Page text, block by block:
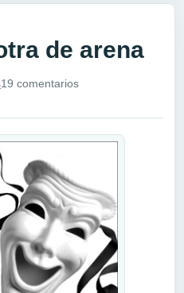
de arena
19 comentarios